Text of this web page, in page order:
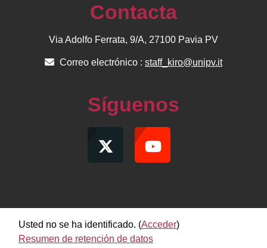
Contacta
Via Adolfo Ferrata, 9/A, 27100 Pavia PV
Correo electrónico : staff_kiro@unipv.it
Síguenos
Usted no se ha identificado. (Acceder)
Resumen de retención de datos